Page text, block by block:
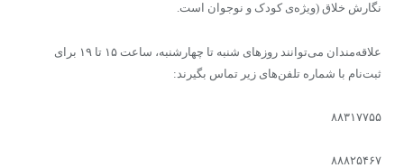
نگارش خلاق (ویژه‌ی کودک و نوجوان است.
علاقه‌مندان می‌توانند روزهای شنبه تا چهارشنبه، ساعت ۱۵ تا ۱۹ برای
ثبت‌نام با شماره تلفن‌های زیر تماس بگیرند:
۸۸۳۱۷۷۵۵
۸۸۸۲۵۴۶۷